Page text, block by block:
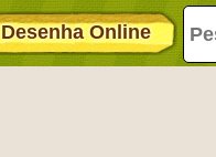
Desenha Online